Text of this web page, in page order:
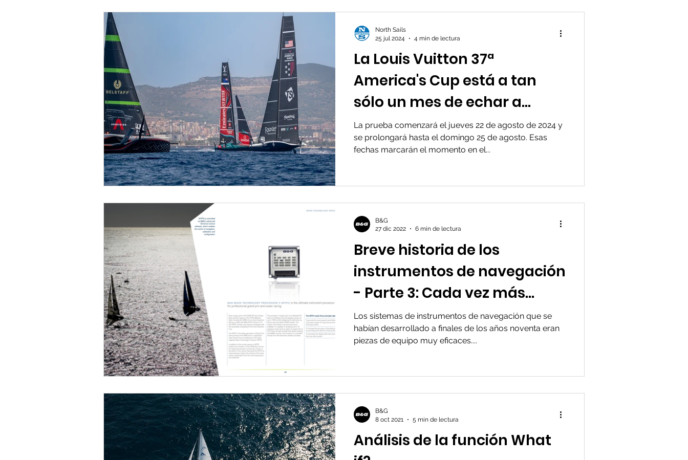
La Louis Vuitton 37ª
America's Cup está a tan
sólo un mes de echar a
andar con el inicio de la
tercera y última regata
La prueba comenzará el jueves 22 de agosto de 2024 y
se prolongará hasta el domingo 25 de agosto. Esas
fechas marcarán el momento en el...
North Sails
25 jul 2024
4 min de lectura
Breve historia de los
instrumentos de navegación
- Parte 3: Cada vez más
rápido
Los sistemas de instrumentos de navegación que se
habían desarrollado a finales de los años noventa eran
piezas de equipo muy eficaces....
B&G
27 dic 2022
6 min de lectura
Análisis de la función What
B&G
8 oct 2021
5 min de lectura